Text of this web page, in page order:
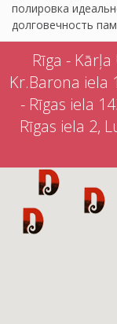
полировка
долговечность
Rīga -
Kr.Barona iela
- Rīgas iela
Rīgas iela 2,